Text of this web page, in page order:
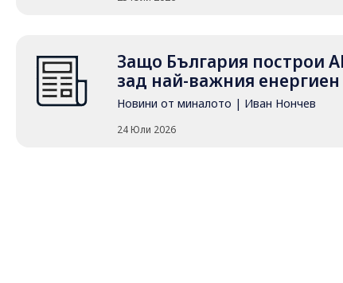
Защо България построи
зад най-важния енергиен
Новини от миналото | Иван Нончев
24 Юли 2026